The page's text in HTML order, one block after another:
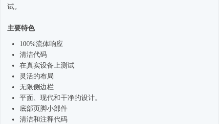
试。
主要特色
100%流体响应
清洁代码
在真实设备上测试
灵活的布局
无限侧边栏
平面、现代和干净的设计。
底部页脚小部件
清洁和注释代码